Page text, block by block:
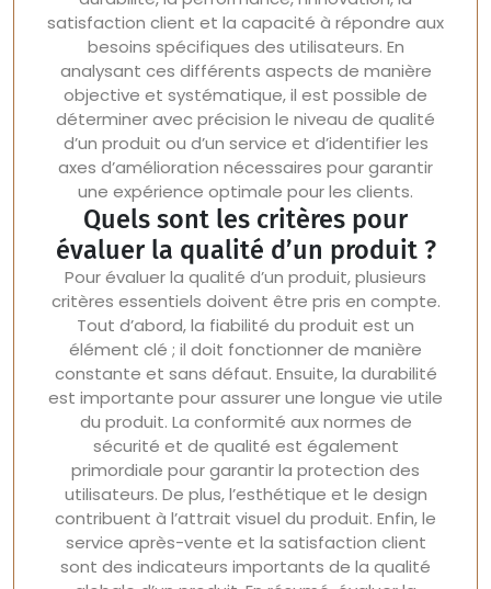
satisfaction client et la capacité à répondre aux
besoins spécifiques des utilisateurs. En
analysant ces différents aspects de manière
objective et systématique, il est possible de
déterminer avec précision le niveau de qualité
d’un produit ou d’un service et d’identifier les
axes d’amélioration nécessaires pour garantir
une expérience optimale pour les clients.
Quels sont les critères pour
évaluer la qualité d’un produit ?
Pour évaluer la qualité d’un produit, plusieurs
critères essentiels doivent être pris en compte.
Tout d’abord, la fiabilité du produit est un
élément clé ; il doit fonctionner de manière
constante et sans défaut. Ensuite, la durabilité
est importante pour assurer une longue vie utile
du produit. La conformité aux normes de
sécurité et de qualité est également
primordiale pour garantir la protection des
utilisateurs. De plus, l’esthétique et le design
contribuent à l’attrait visuel du produit. Enfin, le
service après-vente et la satisfaction client
sont des indicateurs importants de la qualité